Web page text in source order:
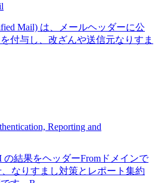
Mail) は、メールヘッダーに公
付与し、改ざんや送信元なりすま
Reporting and
結果をヘッダーFromドメインで
なりすまし対策とレポート集約